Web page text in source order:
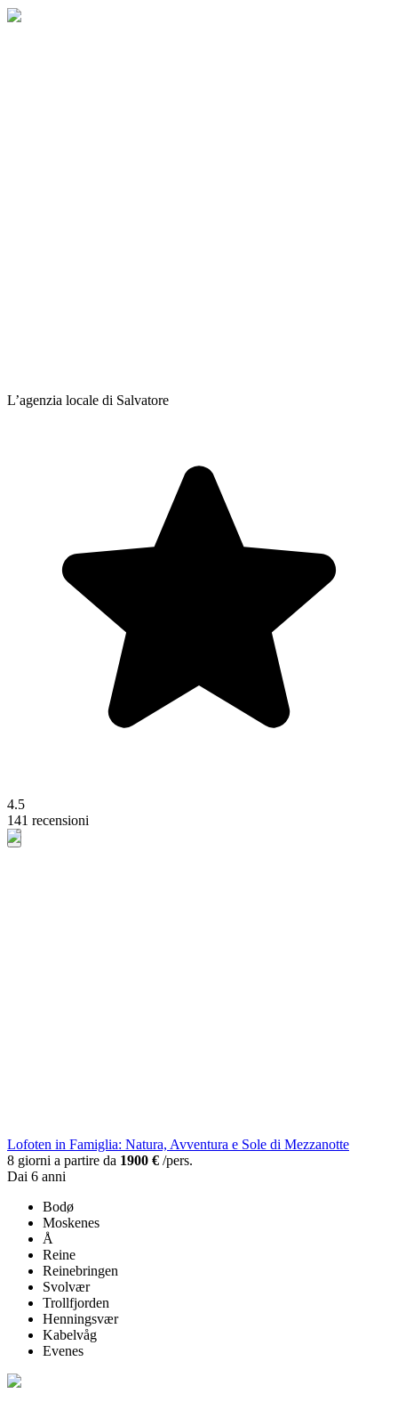
L’agenzia locale di Salvatore
4.5
141 recensioni
Lofoten in Famiglia: Natura, Avventura e Sole di Mezzanotte
8 giorni a partire da 1900 € /pers.
Dai 6 anni
Bodø
Moskenes
Å
Reine
Reinebringen
Svolvær
Trollfjorden
Henningsvær
Kabelvåg
Evenes